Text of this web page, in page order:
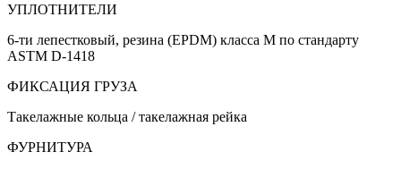
УПЛОТНИТЕЛИ
6-ти лепестковый, резина (EPDM) класса М по стандарту
ASTM D-1418
ФИКСАЦИЯ ГРУЗА
Такелажные кольца / такелажная рейка
ФУРНИТУРА